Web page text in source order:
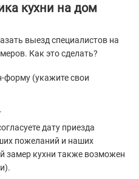
кухни на дом
выезд специалистов на
Как это сделать?
форму (укажите свои
дату приезда
пожеланий и наших
замер кухни также возможен